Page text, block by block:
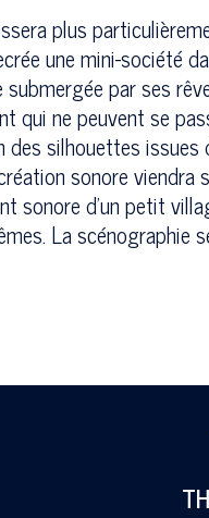
plus
une mini-société
par ses
qui ne peuvent se
silhouettes
sonore viendra
sonore d'un petit
La scénographie